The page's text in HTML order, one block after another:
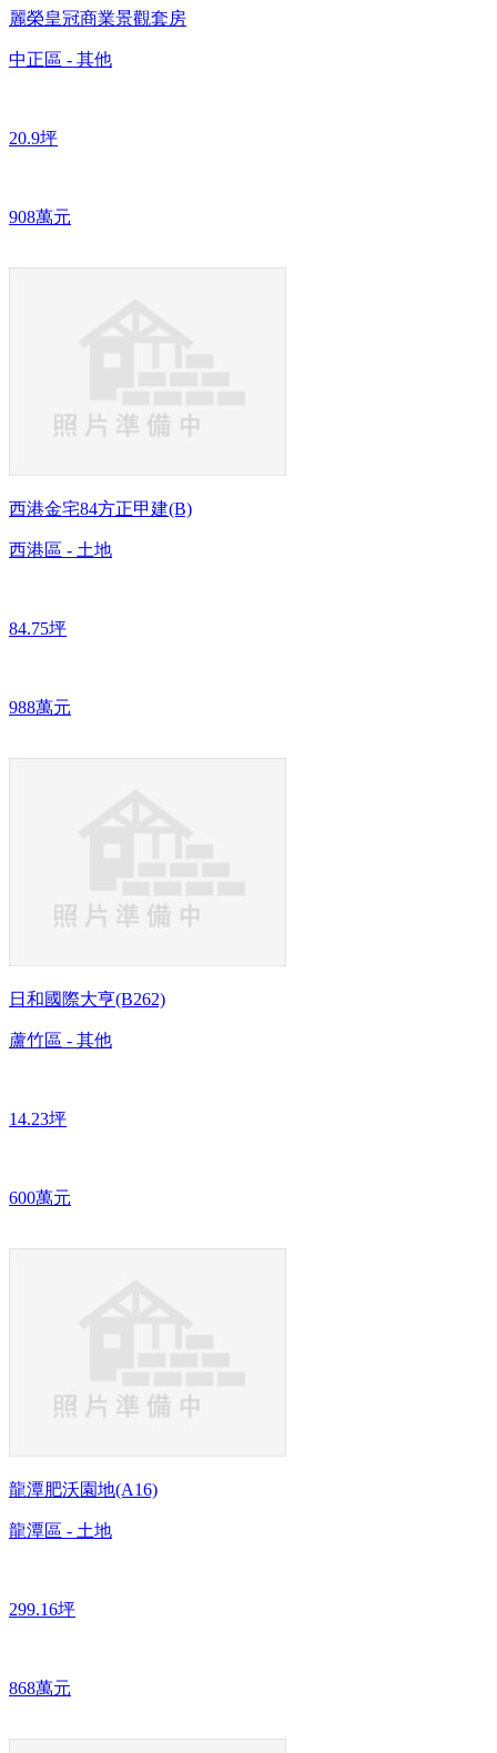
麗榮皇冠商業景觀套房
中正區 - 其他
20.9坪
908萬元
西港金宅84方正甲建(B)
西港區 - 土地
84.75坪
988萬元
日和國際大亨(B262)
蘆竹區 - 其他
14.23坪
600萬元
龍潭肥沃園地(A16)
龍潭區 - 土地
299.16坪
868萬元